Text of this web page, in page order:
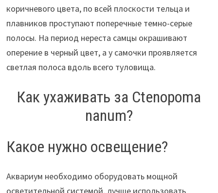
коричневого цвета, по всей плоскости тельца и
плавников проступают поперечные темно-серые
полосы. На период нереста самцы окрашивают
оперение в черный цвет, а у самочки проявляется
светлая полоса вдоль всего туловища.
Как ухаживать за Ctenopoma
nanum?
Какое нужно освещение?
Аквариум необходимо оборудовать мощной
осветительной системой, лучше использовать